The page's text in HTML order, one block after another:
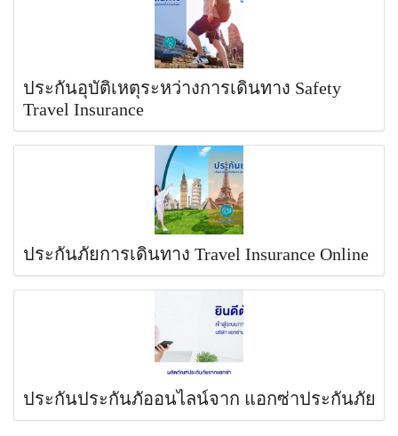
ประกันอุบัติเหตุระหว่างการเดินทาง Safety
Travel Insurance
ประกันภัยการเดินทาง Travel Insurance Online
ประกันประกันภัออนไลน์จาก แอกซ่าประกันภัย